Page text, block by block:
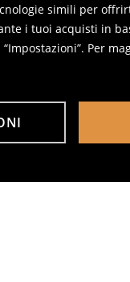
simili per
i tuoi acquisti in
Per